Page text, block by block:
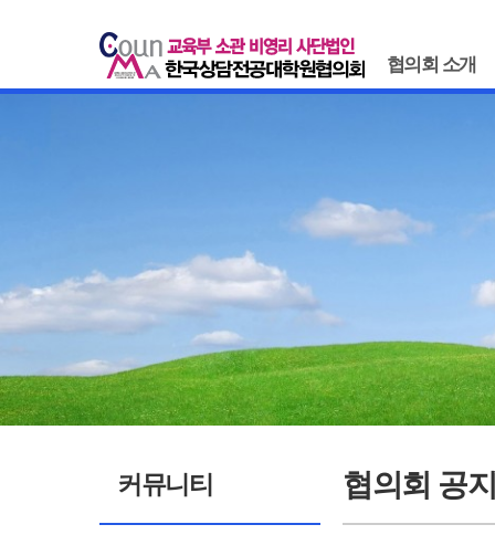
협의회 소개
커뮤니티 협의회 공